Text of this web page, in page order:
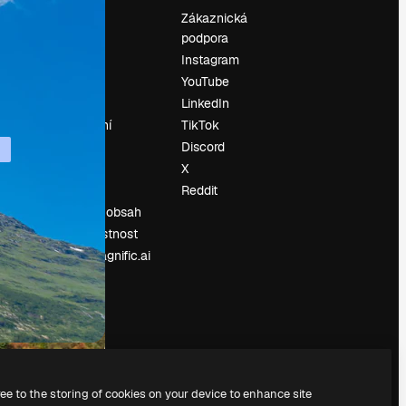
vyhledávání
Prodávejte obsah
Tisková místnost
Hledáte magnific.ai
Zákaznická
podpora
Instagram
YouTube
LinkedIn
TikTok
Discord
X
Reddit
to the storing of cookies on your device to enhance site